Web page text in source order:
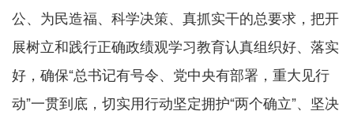
公、为民造福、科学决策、真抓实干的总要求，把开
展树立和践行正确政绩观学习教育认真组织好、落实
好，确保“总书记有号令、党中央有部署，重大见行
动”一贯到底，切实用行动坚定拥护“两个确立”、坚决